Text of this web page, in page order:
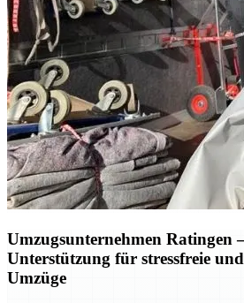
Umzugsunternehmen Ratingen
Unterstützung für stressfreie
Umzüge